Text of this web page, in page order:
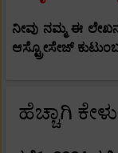
ನೀವು ನಮ್ಮ ಈ
ಆಸ್ಟ್ರೋಸೇಜ್
ಹೆಚ್ಚಾಗಿ